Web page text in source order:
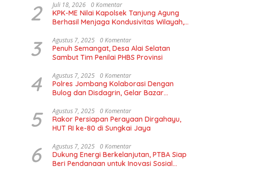
2 Juli 18, 2026 0 Komentar
KPK-ME Nilai Kapolsek Tanjung Agung
Berhasil Menjaga Kondusivitas Wilayah,
Langsung
3 Agustus 7, 2025 0 Komentar
Penuh Semangat, Desa Alai Selatan
Sambut Tim Penilai PHBS Provinsi
4 Agustus 7, 2025 0 Komentar
Polres Jombang Kolaborasi Dengan
Bulog dan Disdagrin, Gelar Bazar
5 Agustus 7, 2025 0 Komentar
Rakor Persiapan Perayaan Dirgahayu,
HUT RI ke-80 di Sungkai Jaya
6 Agustus 7, 2025 0 Komentar
Dukung Energi Berkelanjutan, PTBA Siap
Beri Pendanaan untuk Inovasi Sosial